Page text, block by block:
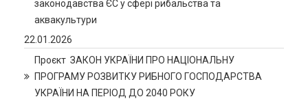
законодавства ЄС у сфері рибальства та
аквакультури
22.01.2026
Проєкт ЗАКОН УКРАЇНИ ПРО НАЦІОНАЛЬНУ
ПРОГРАМУ РОЗВИТКУ РИБНОГО ГОСПОДАРСТВА
УКРАЇНИ НА ПЕРІОД ДО 2040 РОКУ